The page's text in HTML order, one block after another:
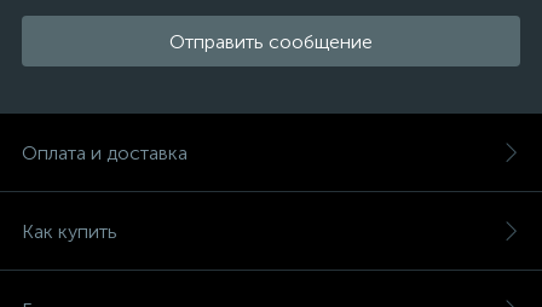
Отправить сообщение
Оплата и доставка
Как купить